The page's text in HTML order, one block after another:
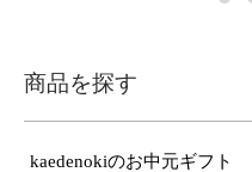
商品を探す
kaedenokiのお中元ギフト